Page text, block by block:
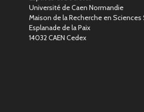
Université de Caen Normandie
Maison de la Recherche en Sciences
Esplanade de la Paix
14032 CAEN Cedex